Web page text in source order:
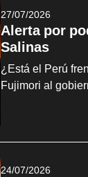
27/07/2026
Alerta por
Salinas
¿Está el Perú
Fujimori al
24/07/2026